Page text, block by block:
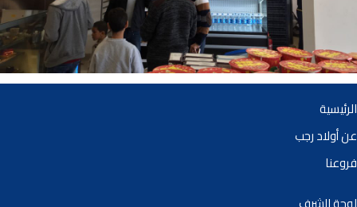
الرئيسية
عن أولاد رجب
فروعنا